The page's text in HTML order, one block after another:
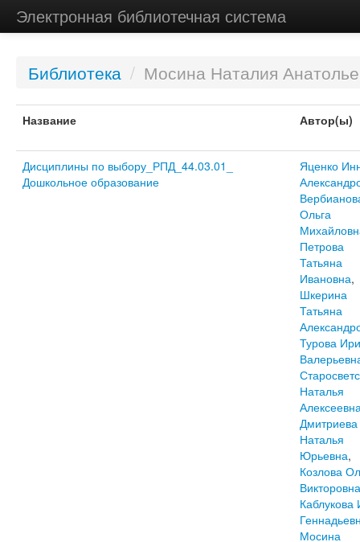
Электронная библиотечная система
Библиотека / Мосина Наталия
Название Автор(ы)
Дисциплины по выбору_РПД_44.03.01_
Дошкольное образование
Яценко
Ольга
Петрова
Татьяна
Ивановна,
Шкерина
Татьяна
Турова
Наталья
Дмитриева
Наталья
Юрьевна,
Козлова
Викторовна
Каблукова
Мосина